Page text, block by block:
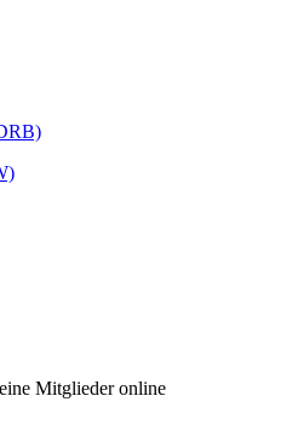
Mitglieder online